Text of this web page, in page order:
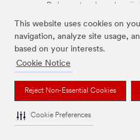
This website uses cookies on
navigation, analyze site usage,
based on your interests.
Cookie Notice
Reject Non-Essential Cookies
Cookie Preferences
De bovenstaande merken zijn